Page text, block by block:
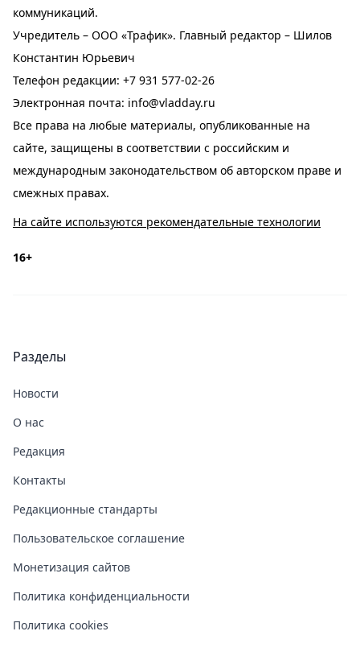
коммуникаций.
Учредитель – ООО «Трафик». Главный редактор – Шилов
Константин Юрьевич
Телефон редакции: +7 931 577-02-26
Электронная почта: info@vladday.ru
Все права на любые материалы, опубликованные на
сайте, защищены в соответствии с российским и
международным законодательством об авторском праве и
смежных правах.
На сайте используются рекомендательные технологии
16+
Разделы
Новости
О нас
Редакция
Контакты
Редакционные стандарты
Пользовательское соглашение
Монетизация сайтов
Политика конфиденциальности
Политика cookies